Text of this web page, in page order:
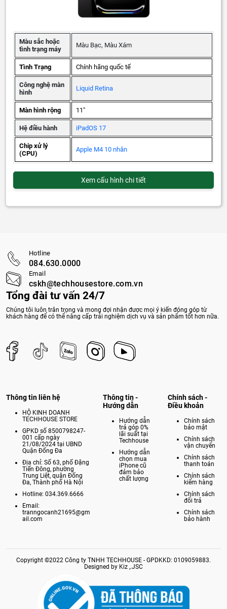
Màu sắc hoặc
tình trạng máy
Màu Bạc, Màu Xám
Tình Trạng Chính hãng quốc tế
Công nghệ màn
hình
Liquid Retina
Màn hình rộng 11"
Hệ điều hành iPadOS 17
Chip xử lý
(CPU)
Apple M4 10 nhân
Xem cấu hình chi tiết
Tổng đài tư vấn 24/7
Chúng tôi luôn trân trọng và mong đợi nhận được mọi ý kiến đóng góp từ
khách hàng để có thể nâng cấp trải nghiệm dịch vụ và sản phẩm tốt hơn nữa.
Hotline
084.630.0000
Email
cskh@techhousestore.com.vn
Thông tin liên hệ
HỘ KINH DOANH
TECHHOUSE STORE
GPKD số 8500798247-
001 cấp ngày
21/08/2024 tại UBND
Quận Đống Đa
Địa chỉ: Số 63, phố Đặng
Tiến Đông, phường
Trung Liệt, quận Đống
Đa, Thành phố Hà Nội
Hotline: 034.369.6666
Email:
tranngocanh21695@gm
ail.com
Thông tin -
Hướng dẫn
Hướng dẫn
trả góp 0%
lãi suất tại
Techhouse
Hướng dẫn
chọn mua
iPhone cũ
đảm bảo
chất lượng
Chính sách -
Điều khoản
Chính sách
bảo mật
Chính sách
vận chuyển
Chính sách
thanh toán
Chính sách
kiểm hàng
Chính sách
đổi trả
Chính sách
bảo hành
Copyright ©2022 Công ty TNHH TECHHOUSE - GPDKKD: 0109059883.
Designed by Kiz ,.JSC